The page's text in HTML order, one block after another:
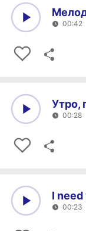
00:42
Утро,
00:28
I
00:23